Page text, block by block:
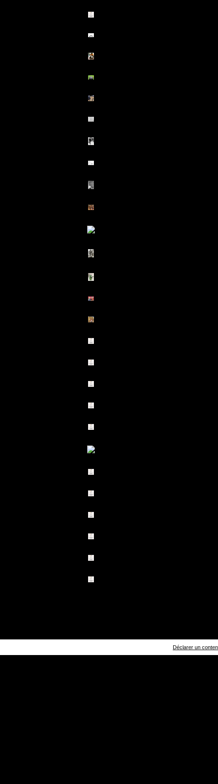
Déclarer un